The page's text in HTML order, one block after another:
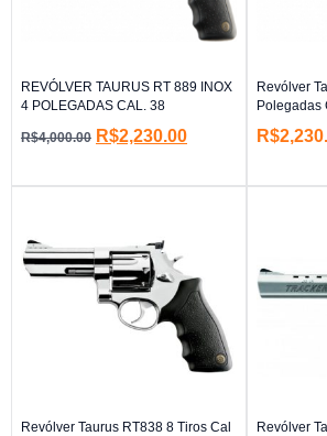
REVÓLVER TAURUS RT 889 INOX
4 POLEGADAS CAL. 38
R$4,000.00 R$2,230.00
Revólver
Polegadas
R$
Revólver Taurus RT838 8 Tiros Cal
Revólver